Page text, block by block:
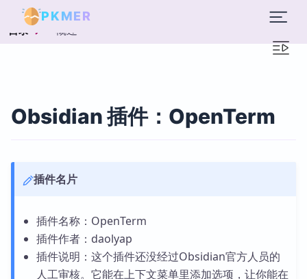
PKMER
目录 概述
Obsidian 插件：OpenTerm
插件名片
插件名称：OpenTerm
插件作者：daolyap
插件说明：这个插件还没经过Obsidian官方人员的
人工审核。它能在上下文菜单里添加选项，让你能在